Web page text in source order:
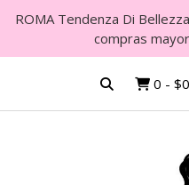
ROMA Tendenza Di
compras
0 -